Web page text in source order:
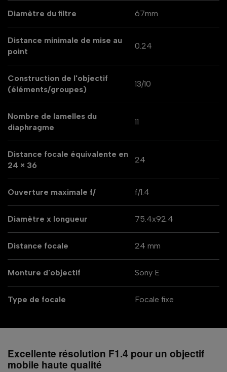
Diamètre du filtre 67mm
Distance minimale de mise au
point
0.24
Construction de l'objectif
(éléments/groupes)
13/10
Nombre de lamelles du
diaphragme
11
Distance focale équivalente en
24 × 36
24
Ouverture maximale f/ f/1.4
Diamètre x longueur 75.4x92.4
Distance focale 24 mm
Monture d'objectif Sony E
Type de focale Focale fixe
Excellente résolution F1.4 pour un objectif
mobile haute qualité